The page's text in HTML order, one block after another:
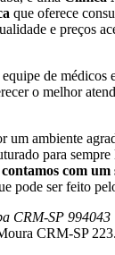
que oferece
e preços
de médicos
o melhor
um ambiente
para
contamos com um
pode ser feito
CRM-SP 994043
CRM-SP